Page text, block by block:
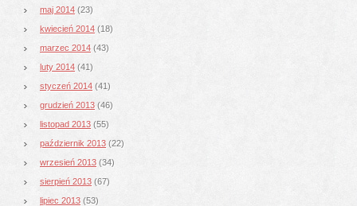
maj 2014 (23)
kwiecień 2014 (18)
marzec 2014 (43)
luty 2014 (41)
styczeń 2014 (41)
grudzień 2013 (46)
listopad 2013 (55)
październik 2013 (22)
wrzesień 2013 (34)
sierpień 2013 (67)
lipiec 2013 (53)